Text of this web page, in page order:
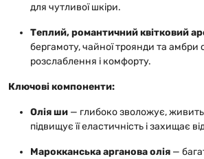
для чутливої шкіри.
Теплий, романтичний квітковий
бергамоту, чайної троянди та
розслаблення і комфорту.
Ключові компоненти:
Олія ши — глибоко зволожує,
підвищує її еластичність і захищає
Марокканська арганова олія —